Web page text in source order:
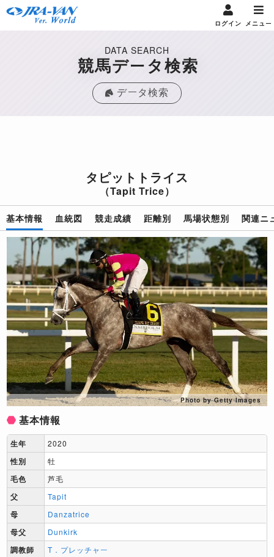
ログイン メニュー
DATA SEARCH
競馬データ検索
データ検索
タピットトライス
（Tapit Trice）
基本情報 血統図 競走成績 距離別 馬場状態別 関連ニ
Photo by Getty Images
基本情報
生年 2020
性別 牡
毛色 芦毛
父 Tapit
母 Danzatrice
母父 Dunkirk
調教師 T．プレッチャー